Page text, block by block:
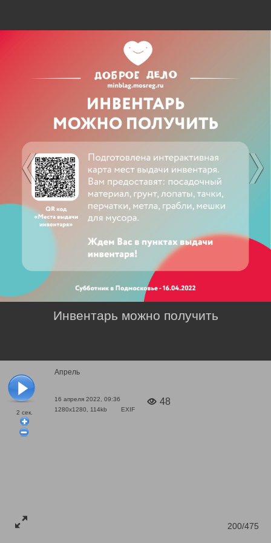
2 сек.
Апрель
16 апреля 2022, 09:36
1280x1280, 114kb
EXIF
48
200/475
Инвентарь можно получить